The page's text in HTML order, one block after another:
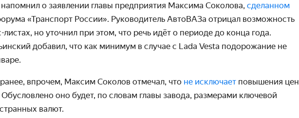
о заявлении главы предприятия Максима Соколова, сделанном
«Транспорт России». Руководитель АвтоВАЗа отрицал возможность
но уточнил при этом, что речь идёт о периоде до конца года.
добавил, что как минимум в случае с Lada Vesta подорожание не
впрочем, Максим Соколов отмечал, что не исключает повышения цен
оно будет, по словам главы завода, размерами ключевой
валют.